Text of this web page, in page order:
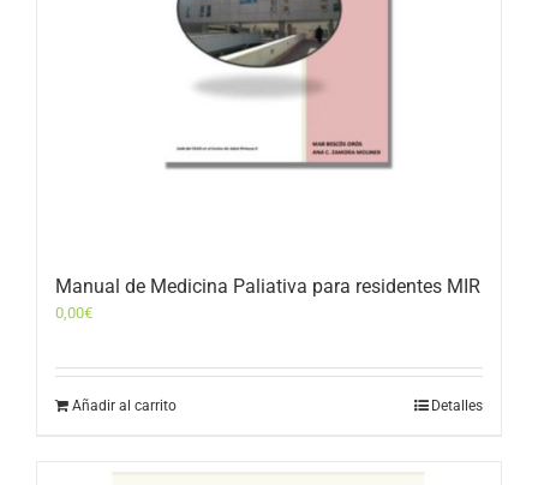
Manual de Medicina Paliativa para residentes MIR
0,00€
Añadir al carrito Detalles